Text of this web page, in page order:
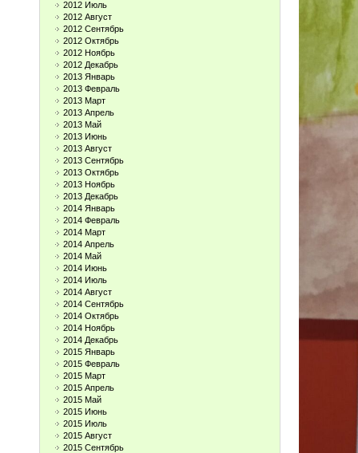
2012 Июль
2012 Август
2012 Сентябрь
2012 Октябрь
2012 Ноябрь
2012 Декабрь
2013 Январь
2013 Февраль
2013 Март
2013 Апрель
2013 Май
2013 Июнь
2013 Август
2013 Сентябрь
2013 Октябрь
2013 Ноябрь
2013 Декабрь
2014 Январь
2014 Февраль
2014 Март
2014 Апрель
2014 Май
2014 Июнь
2014 Июль
2014 Август
2014 Сентябрь
2014 Октябрь
2014 Ноябрь
2014 Декабрь
2015 Январь
2015 Февраль
2015 Март
2015 Апрель
2015 Май
2015 Июнь
2015 Июль
2015 Август
2015 Сентябрь